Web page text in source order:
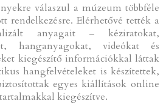
válaszul a múzeum többféle
rendelkezésre. Elérhetővé tették a
anyagait – kéziratokat,
hanganyagokat, videókat és
kiegészítő információkkal láttak
hangfelvételeket is készítettek,
egyes kiállítások online
kiegészítve.